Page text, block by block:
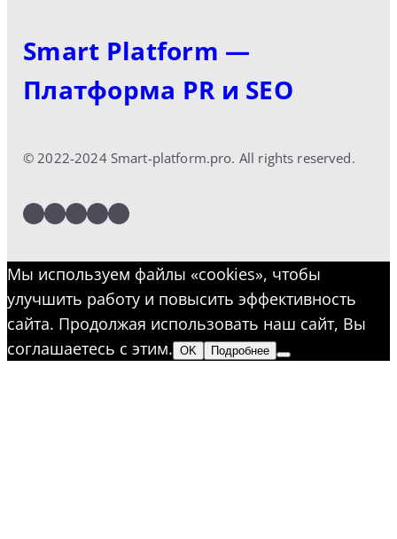
Smart Platform —
Платформа PR и SEO
© 2022-2024 Smart-platform.pro. All rights reserved.
LinkedIn
Facebook
Twitter
Instagram
YouTube
Мы используем файлы «cookies», чтобы
улучшить работу и повысить эффективность
сайта. Продолжая использовать наш сайт, Вы
соглашаетесь с этим. OK Подробнее